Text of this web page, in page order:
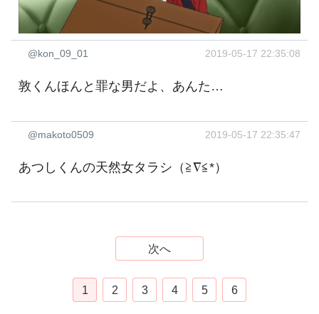
@kon_09_01 2019-05-17 22:35:08
敦くんほんと罪な男だよ、あんた…
@makoto0509 2019-05-17 22:35:47
あつしくんの天然女タラシ（≧∇≦*）
次へ
1 2 3 4 5 6